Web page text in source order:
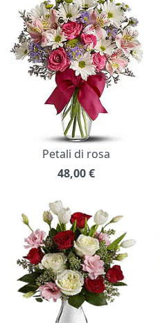
Petali di rosa
48,00€